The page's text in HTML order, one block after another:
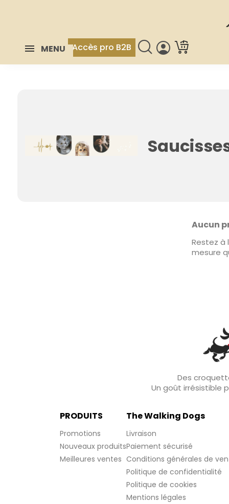
MENU Accès pro B2B
Aucun
Restez à
mesure
Des
Un goût irrésistible
PRODUITS
Promotions
Nouveaux produits
Meilleures ventes
The Walking Dogs
Livraison
Paiement sécurisé
Conditions générales de
Politique de confidentialité
Politique de cookies
Mentions légales